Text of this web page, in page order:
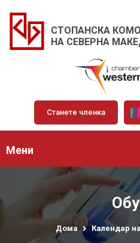
СТОПАНСКА
НА СЕВЕРНА
Станете членка
Мени
Дома Календар